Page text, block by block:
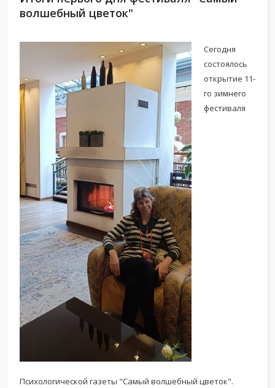
волшебный цветок"
Сегодня
состоялось
открытие 11-
го зимнего
фестиваля
Психологической газеты "Самый волшебный цветок".